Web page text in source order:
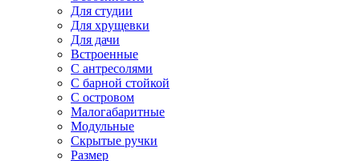
Для студии
Для хрущевки
Для дачи
Встроенные
С антресолями
С барной стойкой
С островом
Малогабаритные
Модульные
Скрытые ручки
Размер